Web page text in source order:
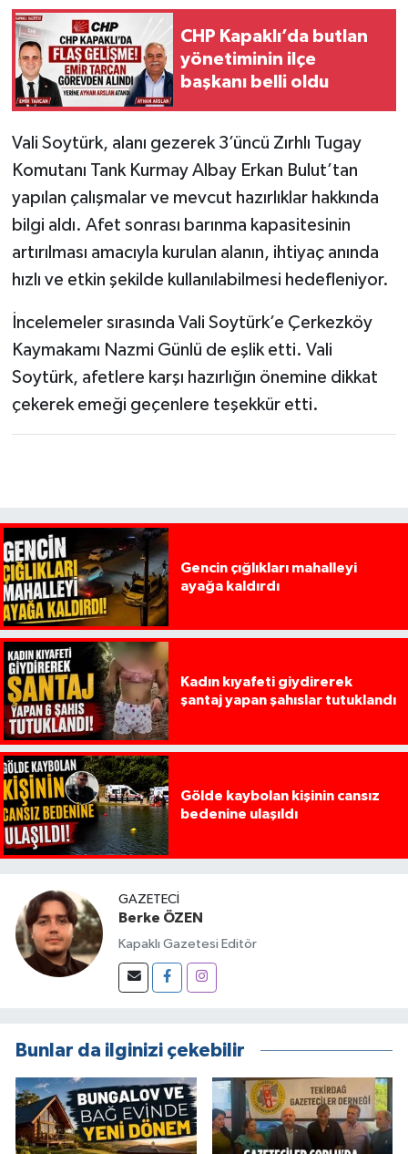
CHP Kapaklı’da butlan
yönetiminin ilçe
başkanı belli oldu
Vali Soytürk, alanı gezerek 3’üncü Zırhlı Tugay
Komutanı Tank Kurmay Albay Erkan Bulut’tan
yapılan çalışmalar ve mevcut hazırlıklar hakkında
bilgi aldı. Afet sonrası barınma kapasitesinin
artırılması amacıyla kurulan alanın, ihtiyaç anında
hızlı ve etkin şekilde kullanılabilmesi hedefleniyor.
İncelemeler sırasında Vali Soytürk’e Çerkezköy
Kaymakamı Nazmi Günlü de eşlik etti. Vali
Soytürk, afetlere karşı hazırlığın önemine dikkat
çekerek emeği geçenlere teşekkür etti.
Gencin çığlıkları mahalleyi
ayağa kaldırdı
Kadın kıyafeti giydirerek
şantaj yapan şahıslar tutuklandı
Gölde kaybolan kişinin cansız
bedenine ulaşıldı
GAZETECI
Berke ÖZEN
Kapaklı Gazetesi Editör
Bunlar da ilginizi çekebilir